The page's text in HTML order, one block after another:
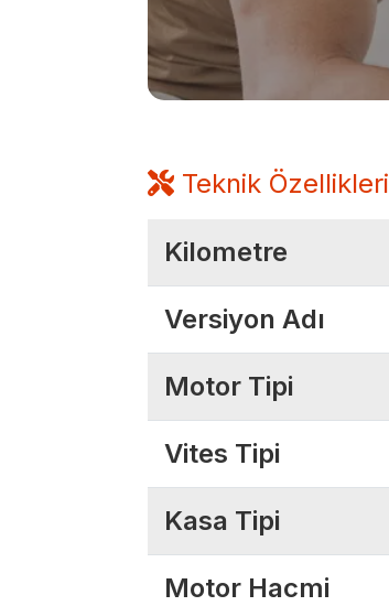
Teknik Özellikleri
Kilometre
Versiyon Adı
Motor Tipi
Vites Tipi
Kasa Tipi
Motor Hacmi